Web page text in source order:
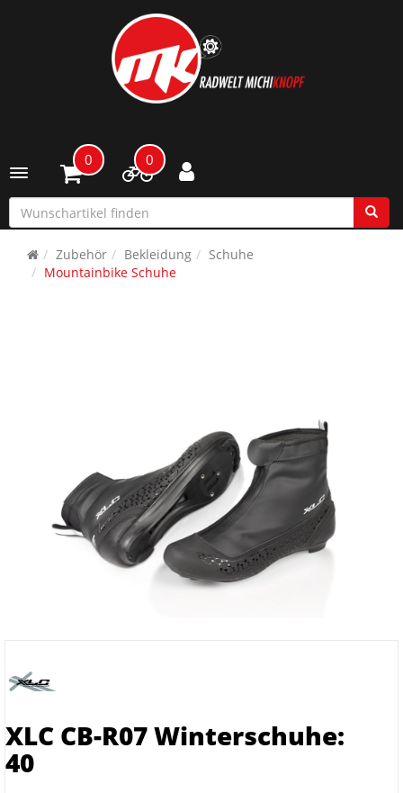
Toggle navigation
0 0
Zubehör Bekleidung
Schuhe
Mountainbike Schuhe
XLC CB-R07 Winterschuhe:
40